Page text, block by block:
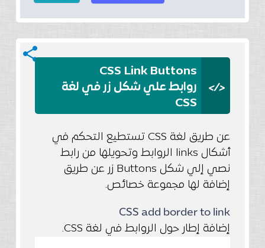
share
</>
CSS Link Buttons
روابط علي شكل زر في لغة
CSS
عن طريق لغة CSS تستطيع التحكم في
أشكال links الروابط وتحويلها من رابط
نصي إلي شكل Buttons زر عن طريق
إضافة لها مجموعة خصائص.
CSS add border to link
إضافة إطار حول الروابط في لغة CSS.